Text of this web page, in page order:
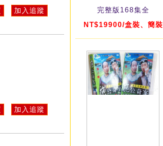
加入追蹤
加入追蹤
完整版168集全
NT$19900/盒裝、簡裝